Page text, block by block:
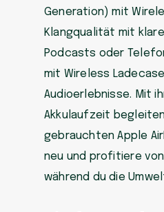
Generation) mit
Klangqualität mit
Podcasts oder
mit Wireless
Audioerlebnisse. Mit
Akkulaufzeit
gebrauchten Apple
neu und profitiere
während du die